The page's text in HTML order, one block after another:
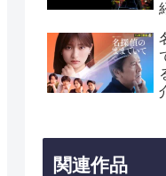
関連作品